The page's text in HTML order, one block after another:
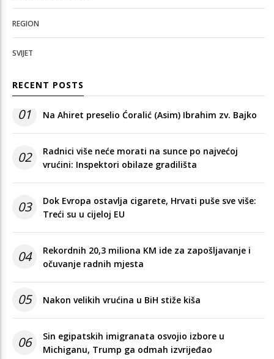
REGION
SVIJET
RECENT POSTS
01 Na Ahiret preselio Ćoralić (Asim) Ibrahim zv. Bajko
02
Radnici više neće morati na sunce po najvećoj
vrućini: Inspektori obilaze gradilišta
03
Dok Evropa ostavlja cigarete, Hrvati puše sve više:
Treći su u cijeloj EU
04
Rekordnih 20,3 miliona KM ide za zapošljavanje i
očuvanje radnih mjesta
05 Nakon velikih vrućina u BiH stiže kiša
06
Sin egipatskih imigranata osvojio izbore u
Michiganu, Trump ga odmah izvrijeđao